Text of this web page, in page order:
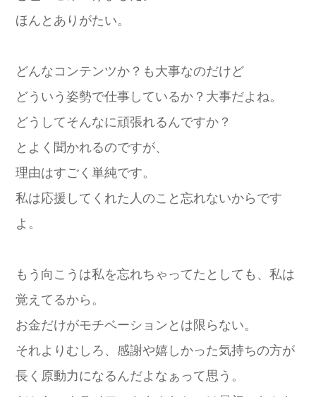
ほんとありがたい。
どんなコンテンツか？も大事なのだけど
どういう姿勢で仕事しているか？大事だよね。
どうしてそんなに頑張れるんですか？
とよく聞かれるのですが、
理由はすごく単純です。
私は応援してくれた人のこと忘れないからです
よ。
もう向こうは私を忘れちゃってたとしても、私は
覚えてるから。
お金だけがモチベーションとは限らない。
それよりむしろ、感謝や嬉しかった気持ちの方が
長く原動力になるんだよなぁって思う。